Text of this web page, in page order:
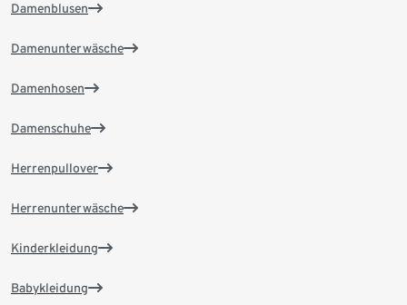
Damenblusen
Damenunterwäsche
Damenhosen
Damenschuhe
Herrenpullover
Herrenunterwäsche
Kinderkleidung
Babykleidung